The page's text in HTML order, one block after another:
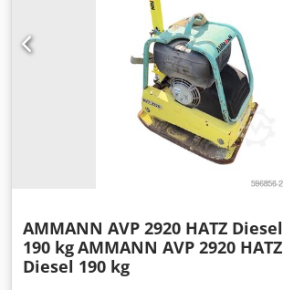
AMMANN AVP 2920 HATZ Diesel
190 kgAMMANN AVP 2920 HATZ
Diesel 190 kg